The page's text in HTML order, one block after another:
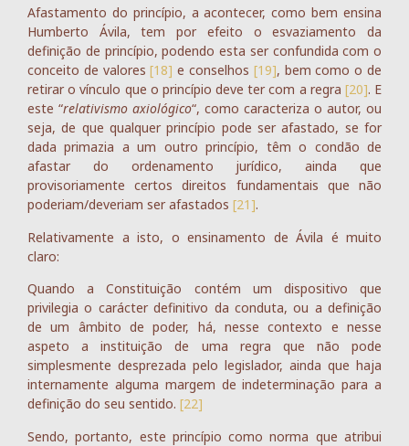
Afastamento do princípio, a acontecer, como bem ensina
Humberto Ávila, tem por efeito o esvaziamento da
definição de princípio, podendo esta ser confundida com o
conceito de valores[18] e conselhos [19], bem como o de
retirar o vínculo que o princípio deve ter com a regra [20]. E
este “relativismo axiológico“, como caracteriza o autor, ou
seja, de que qualquer princípio pode ser afastado, se for
dada primazia a um outro princípio, têm o condão de
afastar do ordenamento jurídico, ainda que
provisoriamente certos direitos fundamentais que não
poderiam/deveriam ser afastados [21].
Relativamente a isto, o ensinamento de Ávila é muito
claro:
Quando a Constituição contém um dispositivo que
privilegia o carácter definitivo da conduta, ou a definição
de um âmbito de poder, há, nesse contexto e nesse
aspeto a instituição de uma regra que não pode
simplesmente desprezada pelo legislador, ainda que haja
internamente alguma margem de indeterminação para a
definição do seu sentido. [22]
Sendo, portanto, este princípio como norma que atribui